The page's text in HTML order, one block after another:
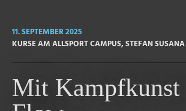
11. SEPTEMBER 2025
KURSE AM ALLSPORT CAMPUS,STEFAN SUSANA
Mit Kampfkunst